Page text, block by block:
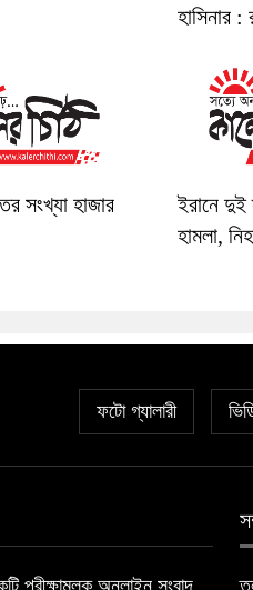
হাসিনার :
সংখ্যা হাজার
ইরানে দুই
হামলা,
ফটো গ্যালারী